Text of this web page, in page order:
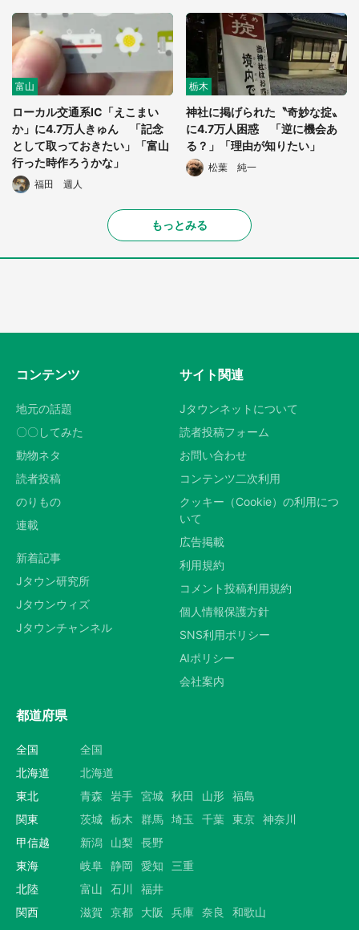
富山
ローカル交通系IC「えこまい
か」に4.7万人きゅん 「記念
として取っておきたい」「富山
行った時作ろうかな」
福田 週人
栃木
神社に掲げられた〝奇妙な掟〟
に4.7万人困惑 「逆に機会あ
る？」「理由が知りたい」
松葉 純一
もっとみる
コンテンツ
地元の話題
〇〇してみた
動物ネタ
読者投稿
のりもの
連載
新着記事
Jタウン研究所
Jタウンウィズ
Jタウンチャンネル
サイト関連
Jタウンネットについて
読者投稿フォーム
お問い合わせ
コンテンツ二次利用
クッキー（Cookie）の利用につ
いて
広告掲載
利用規約
コメント投稿利用規約
個人情報保護方針
SNS利用ポリシー
AIポリシー
会社案内
都道府県
全国
全国
北海道
北海道
東北
青森 岩手 宮城 秋田 山形 福島
関東
茨城 栃木 群馬 埼玉 千葉 東京 神奈川
甲信越
新潟 山梨
長野
東海
岐阜 静岡 愛知
三重
北陸
富山 石川
福井
関西
滋賀 京都 大阪 兵庫 奈良
和歌山